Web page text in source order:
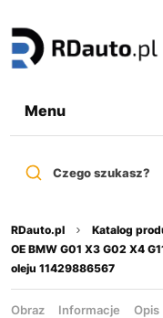
Menu
Czego szukasz?
RDauto.pl Katalog
OE BMW G01 X3 G02 X4
oleju 11429886567
Obraz Informacje Opis